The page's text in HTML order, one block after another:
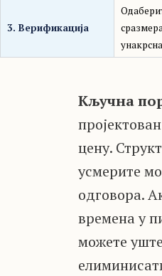
3. Верификација
Кључна
цену.
усмерите
одговора.
времена у
можете